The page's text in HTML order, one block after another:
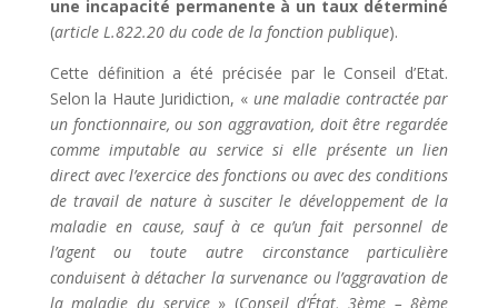
une incapacité permanente à un taux déterminé
(article L.822.20 du code de la fonction publique).
Cette définition a été précisée par le Conseil d’Etat.
Selon la Haute Juridiction, « une maladie contractée par
un fonctionnaire, ou son aggravation, doit être regardée
comme imputable au service si elle présente un lien
direct avec l’exercice des fonctions ou avec des conditions
de travail de nature à susciter le développement de la
maladie en cause, sauf à ce qu’un fait personnel de
l’agent ou toute autre circonstance particulière
conduisent à détacher la survenance ou l’aggravation de
la maladie du service » (Conseil d’État, 3ème – 8ème